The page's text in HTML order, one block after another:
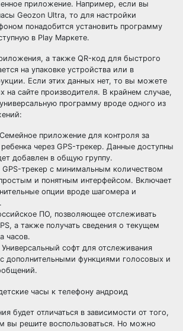
приложение. Например, если вы
Geozon Ultra, то для настройки
понадобится установить программу
в Play Маркете.
а также QR-код для быстрого
на упаковке устройства или в
Если этих данных нет, то вы можете
на сайте производителя. В крайнем случае,
программу вроде одного из
приложение для контроля за
через GPS-трекер. Данные доступны
добавлен в общую группу.
GPS-трекер с минимальным количеством
и понятным интерфейсом. Включает
опции вроде шагомера и
ПО, позволяющее отслеживать
а также получать сведения о текущем
часов.
софт для отслеживания
дополнительными функциями голосовых и
будет отличаться в зависимости от того,
вы решите воспользоваться. Но можно